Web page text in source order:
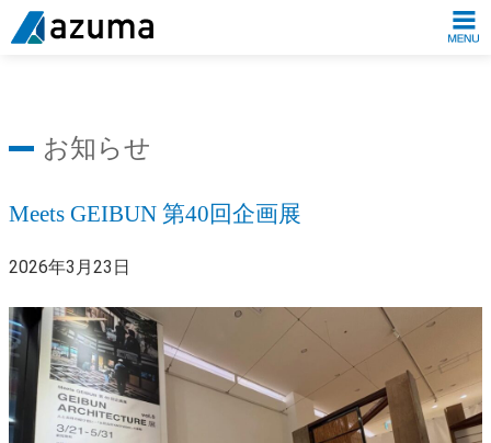
お知らせ
Meets GEIBUN 第40回企画展
2026年3月23日